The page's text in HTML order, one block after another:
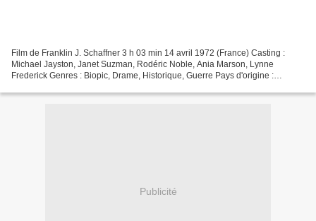
Film de Franklin J. Schaffner 3 h 03 min 14 avril 1972 (France) Casting :
Michael Jayston, Janet Suzman, Rodéric Noble, Ania Marson, Lynne
Frederick Genres : Biopic, Drame, Historique, Guerre Pays d'origine :
Publicité